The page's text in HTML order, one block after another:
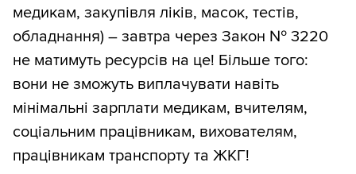
медикам, закупівля ліків, масок, тестів,
обладнання) – завтра через Закон № 3220
не матимуть ресурсів на це! Більше того:
вони не зможуть виплачувати навіть
мінімальні зарплати медикам, вчителям,
соціальним працівникам, вихователям,
працівникам транспорту та ЖКГ!